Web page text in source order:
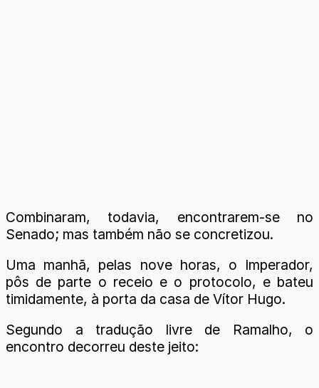
Combinaram, todavia, encontrarem-se no
Senado; mas também não se concretizou.
Uma manhã, pelas nove horas, o Imperador,
pôs de parte o receio e o protocolo, e bateu
timidamente, à porta da casa de Vítor Hugo.
Segundo a tradução livre de Ramalho, o
encontro decorreu deste jeito: